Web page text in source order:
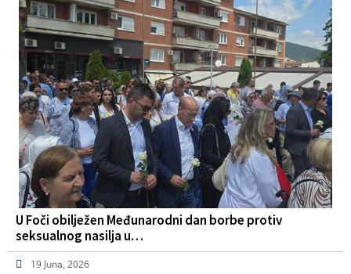
U Foči obilježen Međunarodni dan borbe protiv
seksualnog nasilja u…
19 Juna, 2026